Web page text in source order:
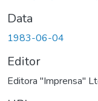
Data
1983-06-04
Editor
Editora "Imprensa"